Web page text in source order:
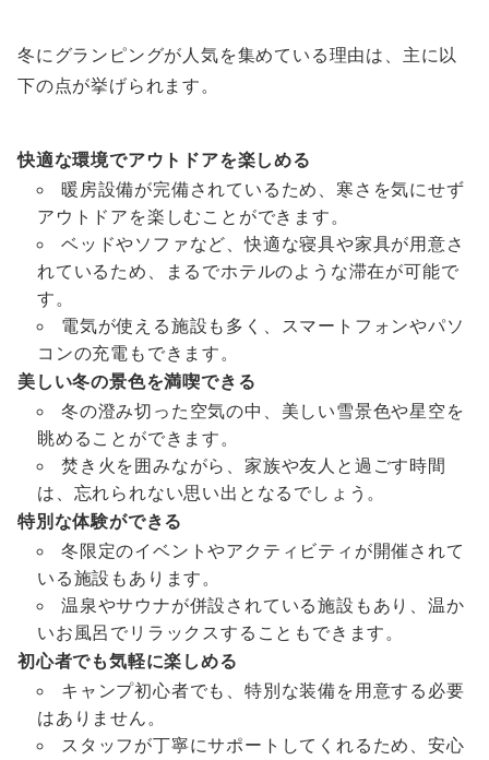
冬にグランピングが人気を集めている理由は、主に以
下の点が挙げられます。
快適な環境でアウトドアを楽しめる
暖房設備が完備されているため、寒さを気にせず
アウトドアを楽しむことができます。
ベッドやソファなど、快適な寝具や家具が用意さ
れているため、まるでホテルのような滞在が可能で
す。
電気が使える施設も多く、スマートフォンやパソ
コンの充電もできます。
美しい冬の景色を満喫できる
冬の澄み切った空気の中、美しい雪景色や星空を
眺めることができます。
焚き火を囲みながら、家族や友人と過ごす時間
は、忘れられない思い出となるでしょう。
特別な体験ができる
冬限定のイベントやアクティビティが開催されて
いる施設もあります。
温泉やサウナが併設されている施設もあり、温か
いお風呂でリラックスすることもできます。
初心者でも気軽に楽しめる
キャンプ初心者でも、特別な装備を用意する必要
はありません。
スタッフが丁寧にサポートしてくれるため、安心